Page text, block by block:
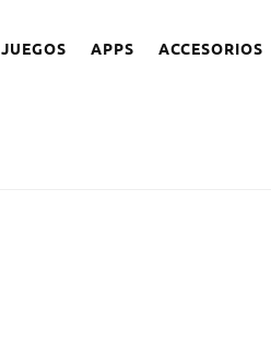
JUEGOS APPS ACCESORIOS